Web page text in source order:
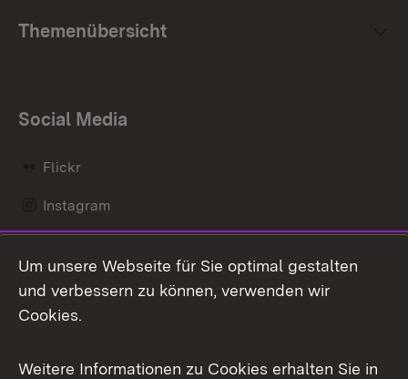
Themenübersicht
Social Media
Flickr
Instagram
Mastodon
Messenger
Social Wall
Um unsere Webseite für Sie optimal gestalten
und verbessern zu können, verwenden wir
Cookies.
Weitere Informationen zu Cookies erhalten Sie in